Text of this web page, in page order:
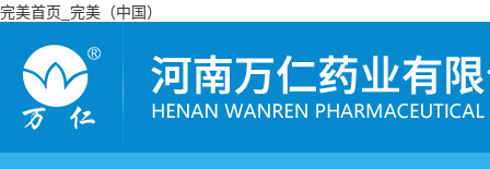
完美首页_完美（中国）